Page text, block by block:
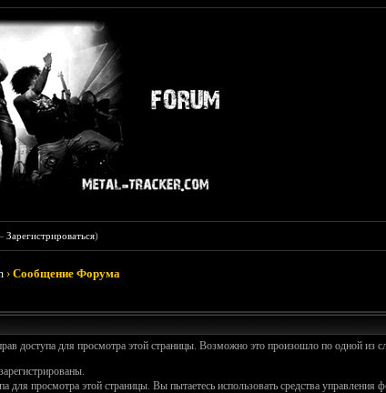
Зарегистрироваться)
›Сообщение Форума
доступа для просмотра этой страницы. Возможно это произошло по одной из
для просмотра этой страницы. Вы пытаетесь использовать средства